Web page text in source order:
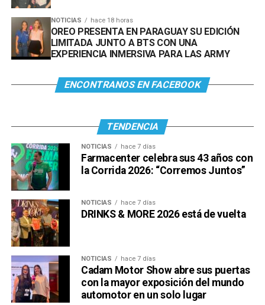
NOTICIAS hace 18 horas
OREO PRESENTA EN PARAGUAY SU EDICIÓN
LIMITADA JUNTO A BTS CON UNA
EXPERIENCIA INMERSIVA PARA LAS ARMY
ENCONTRANOS EN FACEBOOK
TENDENCIA
NOTICIAS hace 7 días
Farmacenter celebra sus 43 años con
la Corrida 2026: “Corremos Juntos”
NOTICIAS hace 7 días
DRINKS & MORE 2026 está de vuelta
NOTICIAS hace 7 días
Cadam Motor Show abre sus puertas
con la mayor exposición del mundo
automotor en un solo lugar